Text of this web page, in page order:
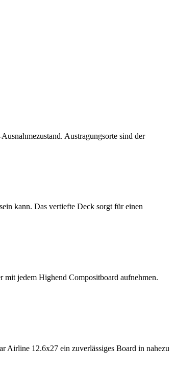
Austragungsorte sind der
kann. Das vertiefte Deck sorgt für einen
jedem Highend Compositboard aufnehmen.
Airline 12.6x27 ein zuverlässiges Board in nahezu